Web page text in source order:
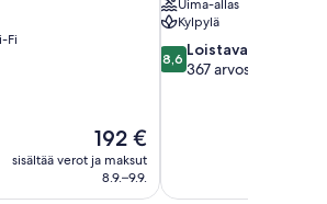
Fi
Hinta
on
192 €
192 €
sisältää verot ja maksut
8.9.–9.9.
Uima-allas
Kylpylä
8.6
kautta
8,6 Loistava
367 arvostelua